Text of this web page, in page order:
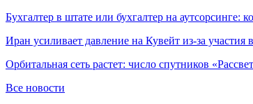
Бухгалтер в штате или бухгалтер на аутсорсинге:
Иран усиливает давление на Кувейт из-за участия
Орбитальная сеть растет: число спутников
Все новости